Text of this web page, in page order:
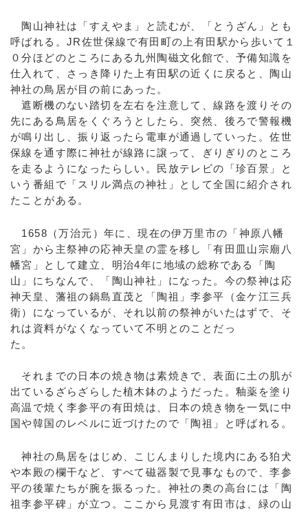
陶山神社は「すえやま」と読むが、「とうざん」とも
呼ばれる。JR佐世保線で有田町の上有田駅から歩いて１
０分ほどのところにある九州陶磁文化館で、予備知識を
仕入れて、さっき降りた上有田駅の近くに戻ると、陶山
神社の鳥居が目の前にあった。
遮断機のない踏切を左右を注意して、線路を渡りその
先にある鳥居をくぐろうとしたら、突然、後ろで警報機
が鳴り出し、振り返ったら電車が通過していった。佐世
保線を通す際に神社が線路に譲って、ぎりぎりのところ
を走るようになったらしい。民放テレビの「珍百景」と
いう番組で「スリル満点の神社」として全国に紹介され
たことがある。
1658（万治元）年に、現在の伊万里市の「神原八幡
宮」から主祭神の応神天皇の霊を移し「有田皿山宗廟八
幡宮」として建立、明治4年に地域の総称である「陶
山」にちなんで、「陶山神社」になった。今の祭神は応
神天皇、藩祖の鍋島直茂と「陶祖」李参平（金ケ江三兵
衛）になっているが、それ以前の祭神がいたはずで、そ
れは資料がなくなっていて不明とのことだっ
た。
それまでの日本の焼き物は素焼きで、表面に土の肌が
出ているざらざらした植木鉢のようだった。釉薬を塗り
高温で焼く李参平の有田焼は、日本の焼き物を一気に中
国や韓国のレベルに近づけたので「陶祖」と呼ばれる。
神社の鳥居をはじめ、こじんまりした境内にある狛犬
や本殿の欄干など、すべて磁器製で見事なもので、李参
平の後輩たちが腕を振るった。神社の奥の高台には「陶
祖李参平碑」が立つ。ここから見渡す有田市は、緑の山